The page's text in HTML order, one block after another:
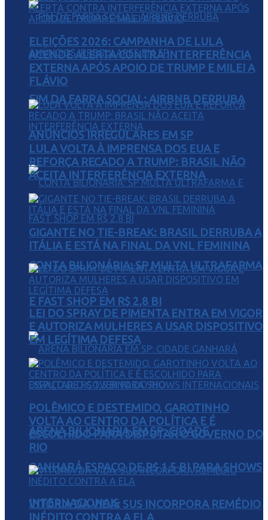
FIM DA FARRA SOCIAL: AIRBNB DERRUBA
ANÚNCIOS IRREGULARES EM SP
CONTA BILIONÁRIA: SP MULTA ULTRAFARMA
E FAST SHOP EM R$ 2,8 BI
ARENA BILIONÁRIA EM SP: CIDADE
GANHARÁ ESPAÇO DE R$ 1,5 BI PARA SHOWS
INTERNACIONAIS
ELEIÇÕES 2026: CAMPANHA DE LULA
ACENDE ALERTA CONTRA INTERFERÊNCIA
EXTERNA APÓS APOIO DE TRUMP E MILEI A
FLÁVIO
LULA VOLTA À IMPRENSA DOS EUA E
REFORÇA RECADO A TRUMP: BRASIL NÃO
ACEITA INTERFERÊNCIA EXTERNA
GIGANTE NO TIE-BREAK: BRASIL DERRUBA A
ITÁLIA E ESTÁ NA FINAL DA VNL FEMININA
LEI DO SPRAY DE PIMENTA ENTRA EM VIGOR
E AUTORIZA MULHERES A USAR DISPOSITIVO
EM LEGÍTIMA DEFESA
POLÊMICO E DESTEMIDO, GAROTINHO
VOLTA AO CENTRO DA POLÍTICA E É
ESCOLHIDO PARA DISPUTAR O GOVERNO DO
RIO
VITÓRIA DA VIDA: SUS INCORPORA REMÉDIO
INÉDITO CONTRA A ELA